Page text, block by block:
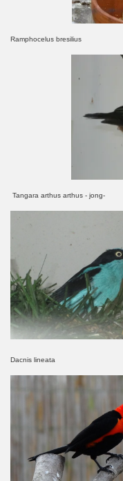
Ramphocelus bresilius
Tangara arthus arthus - jong-
Dacnis lineata